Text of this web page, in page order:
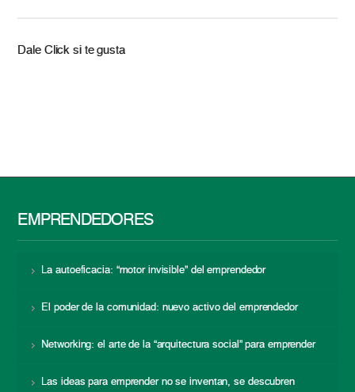
Dale Click si te gusta
EMPRENDEDORES
La autoeficacia: “motor invisible” del emprendedor
El poder de la comunidad: nuevo activo del emprendedor
Networking: el arte de la “arquitectura social” para emprender
Las ideas para emprender no se inventan, se descubren